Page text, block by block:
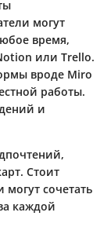
могут
время,
или Trello.
вроде Miro
работы.
и
Стоит
сочетать
каждой